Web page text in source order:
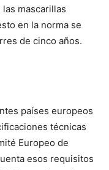
mascarillas
en la norma se
de cinco años.
países europeos
técnicas
Europeo de
esos requisitos